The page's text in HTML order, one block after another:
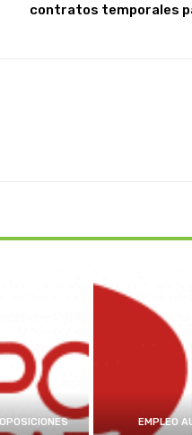
contratos temporales
EMPLEO